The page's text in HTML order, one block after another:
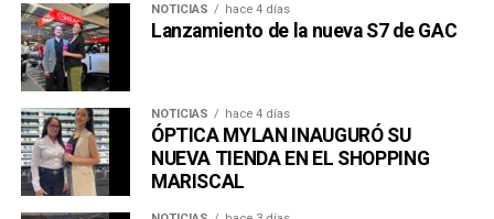
NOTICIAS hace 4 días
Lanzamiento de la nueva S7 de GAC
NOTICIAS hace 4 días
ÓPTICA MYLAN INAUGURÓ SU
NUEVA TIENDA EN EL SHOPPING
MARISCAL